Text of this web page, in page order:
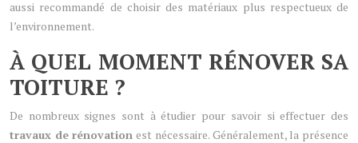
aussi recommandé de choisir des matériaux plus respectueux de
l’environnement.
À QUEL MOMENT RÉNOVER SA
TOITURE ?
De nombreux signes sont à étudier pour savoir si effectuer des
travaux de rénovation est nécessaire. Généralement, la présence